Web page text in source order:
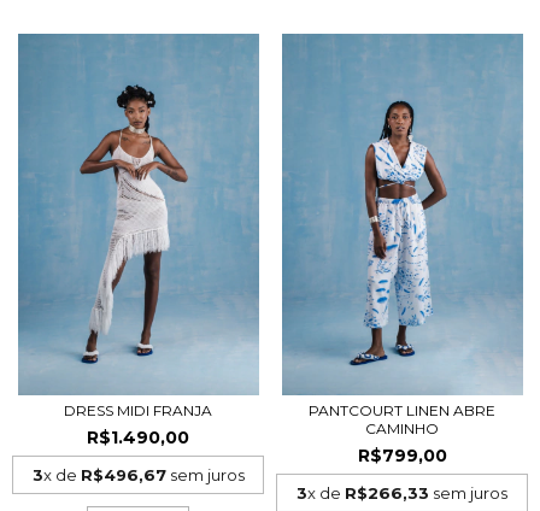
DRESS MIDI FRANJA
R$1.490,00
3x de R$496,67sem juros
PANTCOURT LINEN ABRE
CAMINHO
R$799,00
3x de R$266,33 sem juros